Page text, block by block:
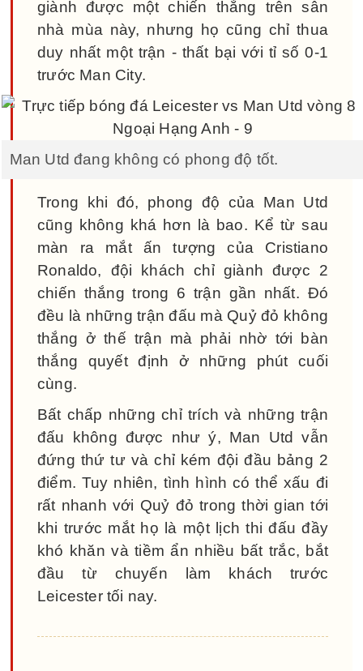
giành được một chiến thắng trên sân
nhà mùa này, nhưng họ cũng chỉ thua
duy nhất một trận - thất bại với tỉ số 0-1
trước Man City.
Man Utd đang không có phong độ tốt.
Trong khi đó, phong độ của Man Utd
cũng không khá hơn là bao. Kể từ sau
màn ra mắt ấn tượng của Cristiano
Ronaldo, đội khách chỉ giành được 2
chiến thắng trong 6 trận gần nhất. Đó
đều là những trận đấu mà Quỷ đỏ không
thắng ở thế trận mà phải nhờ tới bàn
thắng quyết định ở những phút cuối
cùng.
Bất chấp những chỉ trích và những trận
đấu không được như ý, Man Utd vẫn
đứng thứ tư và chỉ kém đội đầu bảng 2
điểm. Tuy nhiên, tình hình có thể xấu đi
rất nhanh với Quỷ đỏ trong thời gian tới
khi trước mắt họ là một lịch thi đấu đầy
khó khăn và tiềm ẩn nhiều bất trắc, bắt
đầu từ chuyến làm khách trước
Leicester tối nay.